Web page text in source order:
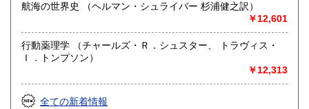
航海の世界史 （ヘルマン・シュライバー 杉浦健之訳）
￥12,601
行動薬理学 （チャールズ・Ｒ．シュスター、 トラヴィス・
Ｉ．トンプソン）
￥12,313
全ての新着情報